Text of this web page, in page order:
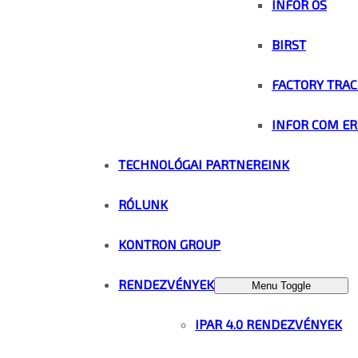
INFOR OS
BIRST
FACTORY
INFOR COM
TECHNOLÓGAI PARTNEREINK
RÓLUNK
KONTRON GROUP
RENDEZVÉNYEK Menu Toggle
IPAR 4.0 RENDEZVÉNYEK